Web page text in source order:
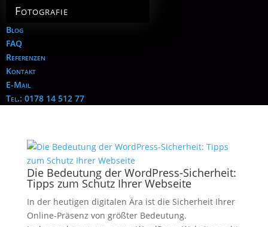
Fotografie
Blog
FAQ
Referenzen
Kontakt
E-Mail
Tel.: 0178 14 512 77
Die Bedeutung der WordPress-Sicherheit:
Tipps zum Schutz Ihrer Webseite
In der heutigen digitalen Ära ist die Sicherheit Ihrer
Online-Präsenz von größter Bedeutung.